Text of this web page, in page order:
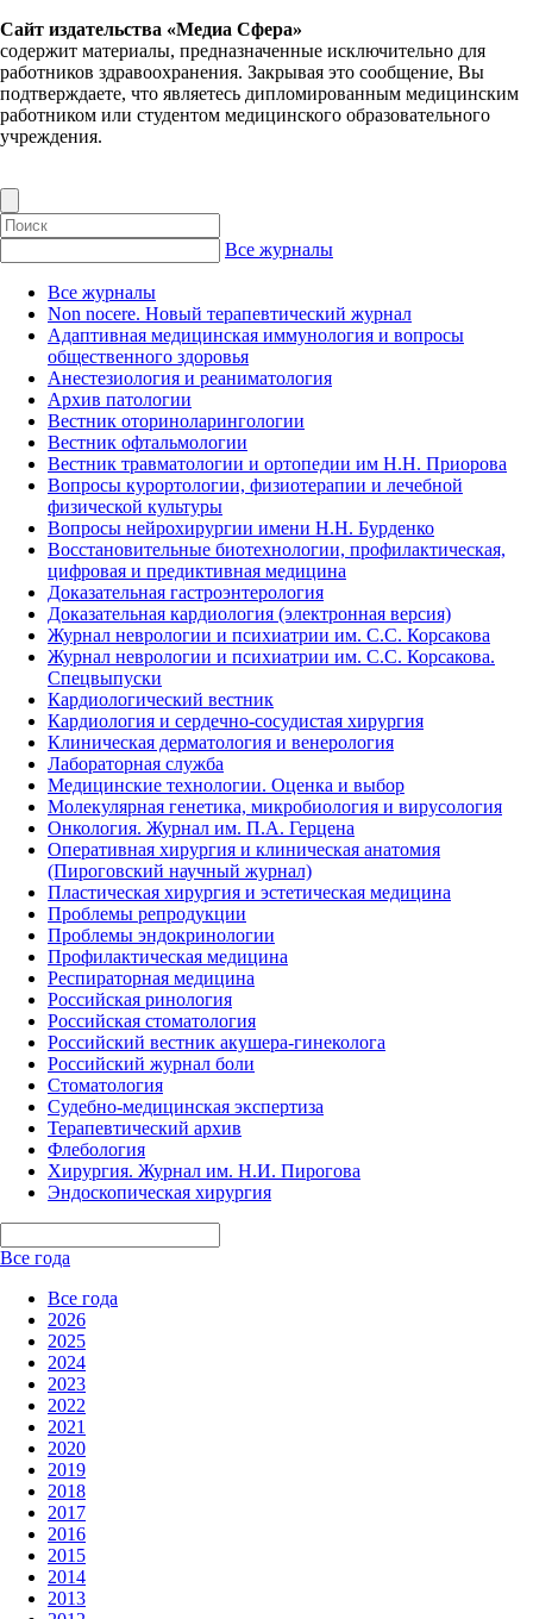
Сайт издательства «Медиа Сфера»
содержит материалы, предназначенные исключительно для
работников здравоохранения. Закрывая это сообщение, Вы
подтверждаете, что являетесь дипломированным медицинским
работником или студентом медицинского образовательного
учреждения.
Все журналы
Все журналы
Non nocere. Новый терапевтический журнал
Адаптивная медицинская иммунология и вопросы
общественного здоровья
Анестезиология и реаниматология
Архив патологии
Вестник оториноларингологии
Вестник офтальмологии
Вестник травматологии и ортопедии им Н.Н. Приорова
Вопросы курортологии, физиотерапии и лечебной
физической культуры
Вопросы нейрохирургии имени Н.Н. Бурденко
Восстановительные биотехнологии, профилактическая,
цифровая и предиктивная медицина
Доказательная гастроэнтерология
Доказательная кардиология (электронная версия)
Журнал неврологии и психиатрии им. С.С. Корсакова
Журнал неврологии и психиатрии им. С.С. Корсакова.
Спецвыпуски
Кардиологический вестник
Кардиология и сердечно-сосудистая хирургия
Клиническая дерматология и венерология
Лабораторная служба
Медицинские технологии. Оценка и выбор
Молекулярная генетика, микробиология и вирусология
Онкология. Журнал им. П.А. Герцена
Оперативная хирургия и клиническая анатомия
(Пироговский научный журнал)
Пластическая хирургия и эстетическая медицина
Проблемы репродукции
Проблемы эндокринологии
Профилактическая медицина
Респираторная медицина
Российская ринология
Российская стоматология
Российский вестник акушера-гинеколога
Российский журнал боли
Стоматология
Судебно-медицинская экспертиза
Терапевтический архив
Флебология
Хирургия. Журнал им. Н.И. Пирогова
Эндоскопическая хирургия
Все года
Все года
2026
2025
2024
2023
2022
2021
2020
2019
2018
2017
2016
2015
2014
2013